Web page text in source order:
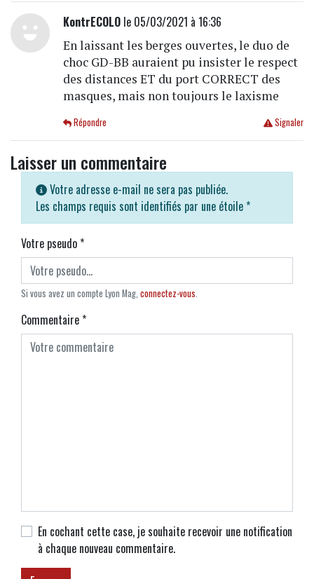
KontrECOLOle 05/03/2021 à 16:36
En laissant les berges ouvertes, le duo de
choc GD-BB auraient pu insister le respect
des distances ET du port CORRECT des
masques, mais non toujours le laxisme
Signaler
Répondre
Laisser un commentaire
Votre adresse e-mail ne sera pas publiée.
Les champs requis sont identifiés par une étoile *
Votre pseudo*
Si vous avez un compte Lyon Mag, connectez-vous.
Commentaire*
En cochant cette case, je souhaite recevoir une notification
à chaque nouveau commentaire.